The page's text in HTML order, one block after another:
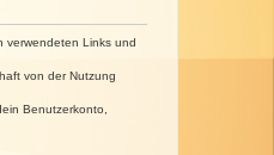
verwendeten Links und
von der Nutzung
Benutzerkonto,